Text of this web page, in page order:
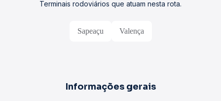
Terminais rodoviários que atuam nesta rota.
Sapeaçu Valença
Informações gerais